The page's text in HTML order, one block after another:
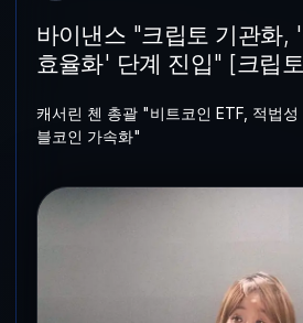
바이낸스 "크립토 기관화,
효율화' 단계 진입" [크립
캐서린 첸 총괄 "비트코인 ETF, 적법성
블코인 가속화"